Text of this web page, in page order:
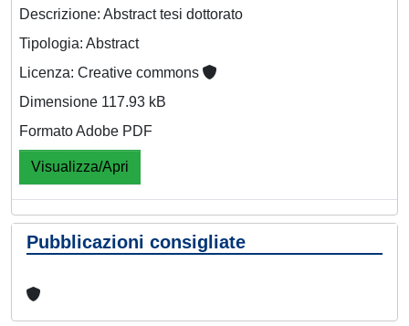
Descrizione: Abstract tesi dottorato
Tipologia: Abstract
Licenza: Creative commons
Dimensione 117.93 kB
Formato Adobe PDF
Visualizza/Apri
Pubblicazioni consigliate